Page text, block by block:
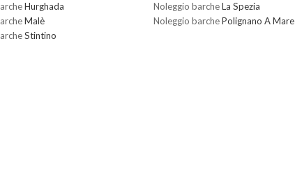
Hurghada Noleggio barcheLa Spezia
Malè Noleggio barchePolignano A Mare
Stintino